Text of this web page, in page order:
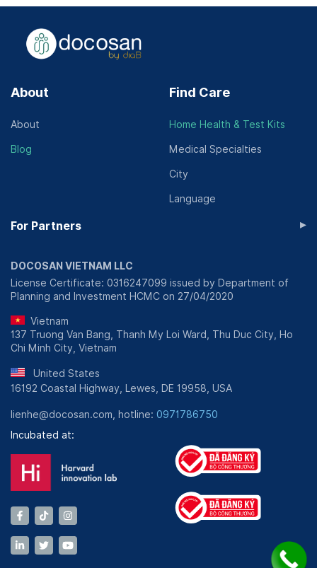
About
About
Blog
Find Care
Home Health & Test Kits
Medical Specialties
City
Language
For Partners ▸
DOCOSAN VIETNAM LLC
License Certificate: 0316247099 issued by Department of
Planning and Investment HCMC on 27/04/2020
Vietnam
137 Truong Van Bang, Thanh My Loi Ward, Thu Duc City, Ho
Chi Minh City, Vietnam
United States
16192 Coastal Highway, Lewes, DE 19958, USA
lienhe@docosan.com, hotline: 0971786750
Incubated at: